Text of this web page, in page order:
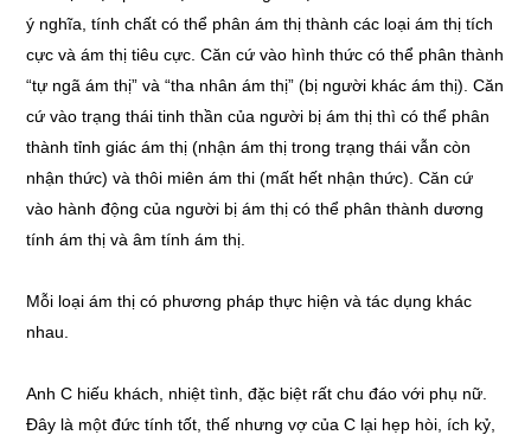
ý nghĩa, tính chất có thể phân ám thị thành các loại ám thị tích
cực và ám thị tiêu cực. Căn cứ vào hình thức có thể phân thành
“tự ngã ám thị” và “tha nhân ám thị” (bị người khác ám thị). Căn
cứ vào trạng thái tinh thần của người bị ám thị thì có thể phân
thành tỉnh giác ám thị (nhận ám thị trong trạng thái vẫn còn
nhận thức) và thôi miên ám thi (mất hết nhận thức). Căn cứ
vào hành động của người bị ám thị có thể phân thành dương
tính ám thị và âm tính ám thị.
Mỗi loại ám thị có phương pháp thực hiện và tác dụng khác
nhau.
Anh C hiếu khách, nhiệt tình, đặc biệt rất chu đáo với phụ nữ.
Đây là một đức tính tốt, thế nhưng vợ của C lại hẹp hòi, ích kỷ,